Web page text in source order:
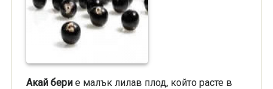
Акай берие малък лилав плод, който расте в